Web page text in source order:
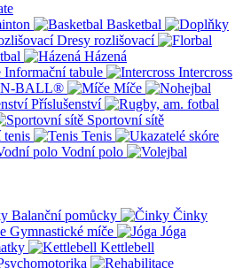
Basketbal
Dresy rozlišovací
Házená
Informační tabule
Intercross
BALL®
Míče
Příslušenství
Sportovní sítě
tenis
Tenis
Vodní polo
Balanční pomůcky
Činky
Gymnastické míče
Jóga
Kettlebell